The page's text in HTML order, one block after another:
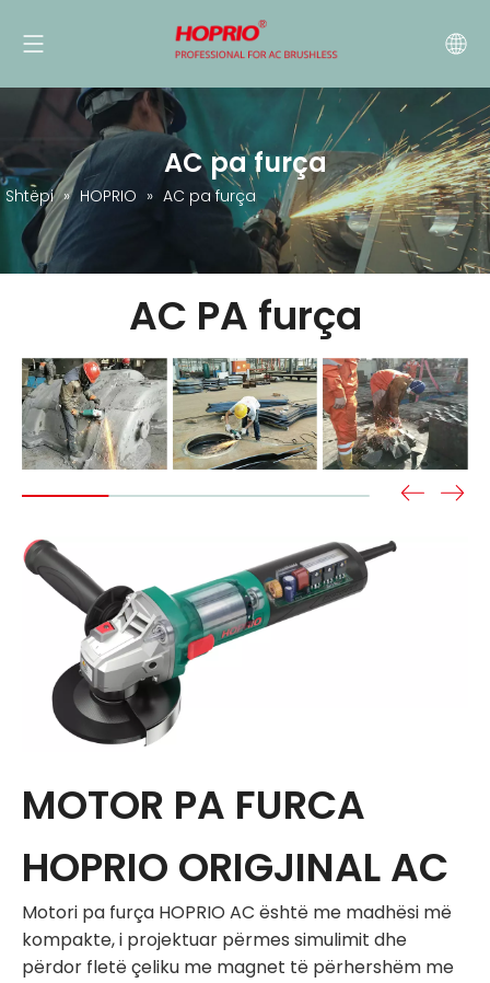
AC pa furça
Shtëpi » HOPRIO » AC pa furça
AC PA furça
MOTOR PA FURCA
HOPRIO ORIGJINAL AC
Motori pa furça HOPRIO AC është me madhësi më
kompakte, i projektuar përmes simulimit dhe
përdor fletë çeliku me magnet të përhershëm me